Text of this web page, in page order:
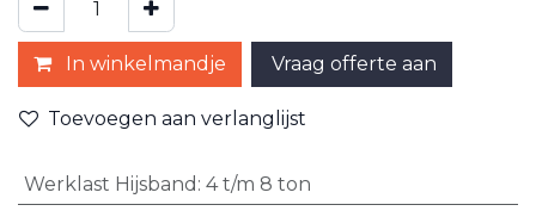
In winkelmandje Vraag offerte aan
Toevoegen aan verlanglijst
Werklast Hijsband : 4 t/m 8 ton